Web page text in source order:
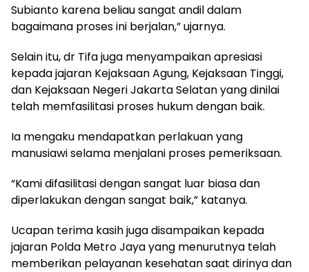
Subianto karena beliau sangat andil dalam
bagaimana proses ini berjalan,” ujarnya.
Selain itu, dr Tifa juga menyampaikan apresiasi
kepada jajaran Kejaksaan Agung, Kejaksaan Tinggi,
dan Kejaksaan Negeri Jakarta Selatan yang dinilai
telah memfasilitasi proses hukum dengan baik.
Ia mengaku mendapatkan perlakuan yang
manusiawi selama menjalani proses pemeriksaan.
“Kami difasilitasi dengan sangat luar biasa dan
diperlakukan dengan sangat baik,” katanya.
Ucapan terima kasih juga disampaikan kepada
jajaran Polda Metro Jaya yang menurutnya telah
memberikan pelayanan kesehatan saat dirinya dan